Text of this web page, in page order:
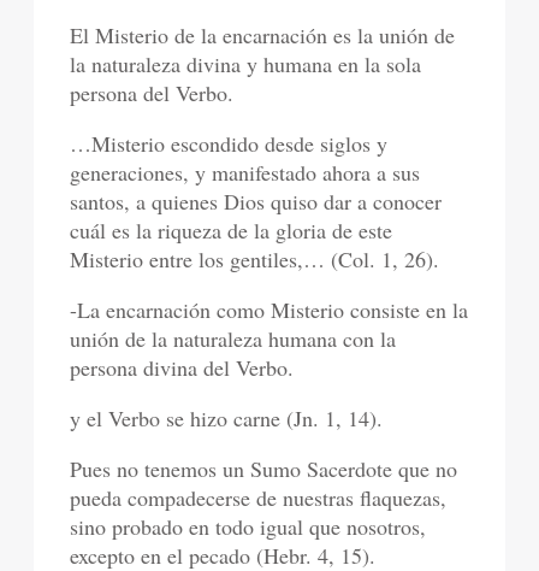
El Misterio de la encarnación es la unión de
la naturaleza divina y humana en la sola
persona del Verbo.
…Misterio escondido desde siglos y
generaciones, y manifestado ahora a sus
santos, a quienes Dios quiso dar a conocer
cuál es la riqueza de la gloria de este
Misterio entre los gentiles,… (Col. 1, 26).
-La encarnación como Misterio consiste en la
unión de la naturaleza humana con la
persona divina del Verbo.
y el Verbo se hizo carne (Jn. 1, 14).
Pues no tenemos un Sumo Sacerdote que no
pueda compadecerse de nuestras flaquezas,
sino probado en todo igual que nosotros,
excepto en el pecado (Hebr. 4, 15).